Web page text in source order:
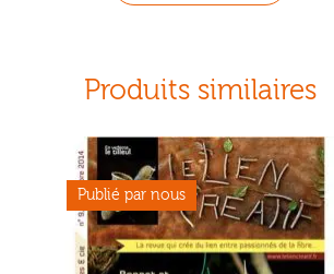
Produits similaires